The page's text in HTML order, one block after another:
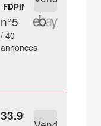
FDPIN
n°5
/ 40
annonces
33.99 €